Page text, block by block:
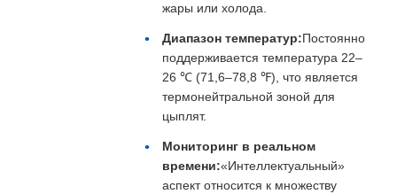
жары или холода.
Диапазон температур:Постоянно
поддерживается температура 22–
26 ℃ (71,6–78,8 ℉), что является
термонейтральной зоной для
цыплят.
Мониторинг в реальном
времени:«Интеллектуальный»
аспект относится к множеству